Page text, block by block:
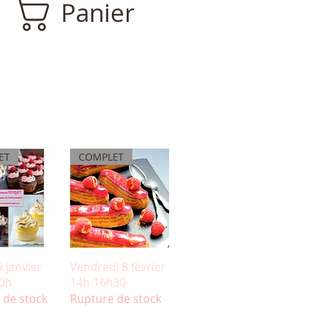
Panier
rapide
janvier
stock
Aperçu rapide
COMPLET
Vendredi 8 février
14h-16h30
Rupture de stock